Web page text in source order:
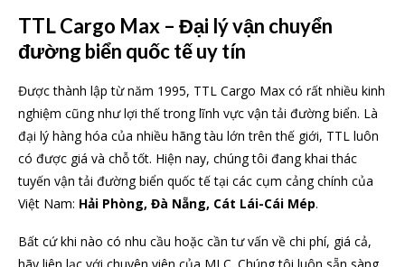
TTL Cargo Max – Đại lý vận chuyển
đường biển quốc tế uy tín
Được thành lập từ năm 1995, TTL Cargo Max có rất nhiều kinh
nghiệm cũng như lợi thế trong lĩnh vực vận tải đường biển. Là
đại lý hàng hóa của nhiều hãng tàu lớn trên thế giới, TTL luôn
có được giá và chỗ tốt. Hiện nay, chúng tôi đang khai thác
tuyến vận tải đường biển quốc tế tại các cụm cảng chính của
Việt Nam: Hải Phòng, Đà Nẵng, Cát Lái-Cái Mép.
Bất cứ khi nào có nhu cầu hoặc cần tư vấn về chi phí, giá cả,